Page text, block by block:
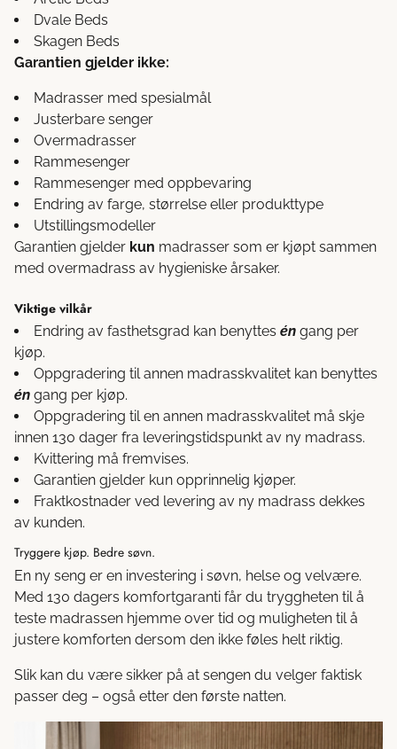
Dvale Beds
Skagen Beds
Garantien gjelder ikke:
Madrasser med spesialmål
Justerbare senger
Overmadrasser
Rammesenger
Rammesenger med oppbevaring
Endring av farge, størrelse eller produkttype
Utstillingsmodeller
Garantien gjelder kun madrasser som er kjøpt sammen
med overmadrass av hygieniske årsaker.
Viktige vilkår
Endring av fasthetsgrad kan benyttes én gang per
kjøp.
Oppgradering til annen madrasskvalitet kan benyttes
én gang per kjøp.
Oppgradering til en annen madrasskvalitet må skje
innen 130 dager fra leveringstidspunkt av ny madrass.
Kvittering må fremvises.
Garantien gjelder kun opprinnelig kjøper.
Fraktkostnader ved levering av ny madrass dekkes
av kunden.
Tryggere kjøp. Bedre søvn.
En ny seng er en investering i søvn, helse og velvære.
Med 130 dagers komfortgaranti får du tryggheten til å
teste madrassen hjemme over tid og muligheten til å
justere komforten dersom den ikke føles helt riktig.
Slik kan du være sikker på at sengen du velger faktisk
passer deg – også etter den første natten.